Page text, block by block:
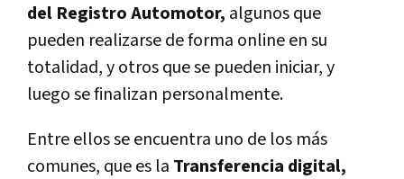
del Registro Automotor, algunos que
pueden realizarse de forma online en su
totalidad, y otros que se pueden iniciar, y
luego se finalizan personalmente.
Entre ellos se encuentra uno de los más
comunes, que es la Transferencia digital,